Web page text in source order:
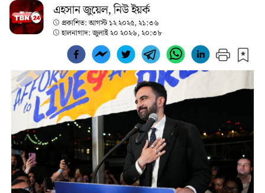
এহসান জুয়েল, নিউ ইয়র্ক
প্রকাশিত:আগস্ট ১২ ২০২৫, ২১:৩৬
হালনাগাদ:জুলাই ২০ ২০২৬, ২০:৩৮